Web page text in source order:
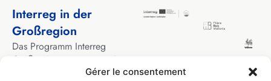
Gérer le consentement
Interreg in der
Großregion
Das Programm Interreg
Großregion unterstützt seit